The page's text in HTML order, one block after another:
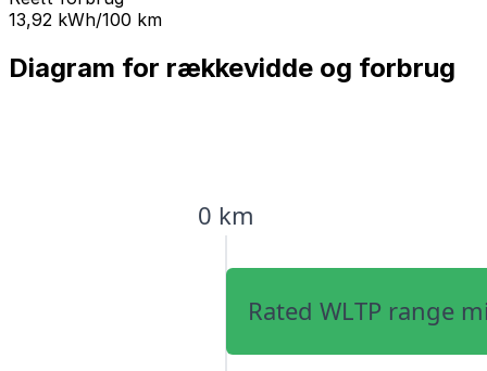
13,92 kWh/100 km
Diagram for rækkevidde og forbrug